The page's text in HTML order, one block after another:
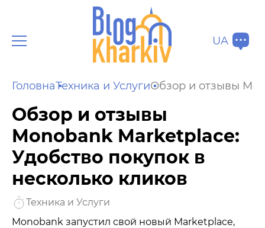
UA
ГоловнаТехника и УслугиОбзор и отзывы
Обзор и отзывы
Monobank Marketplace:
Удобство покупок в
несколько кликов
Техника и Услуги
Monobank запустил свой новый Marketplace,